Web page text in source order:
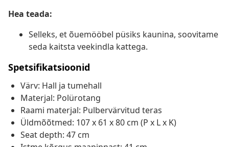
Hea teada:
Selleks, et õuemööbel püsiks kaunina, soovitame
seda kaitsta veekindla kattega.
Spetsifikatsioonid
Värv: Hall ja tumehall
Materjal: Polürotang
Raami materjal: Pulbervärvitud teras
Üldmõõtmed: 107 x 61 x 80 cm (P x L x K)
Seat depth: 47 cm